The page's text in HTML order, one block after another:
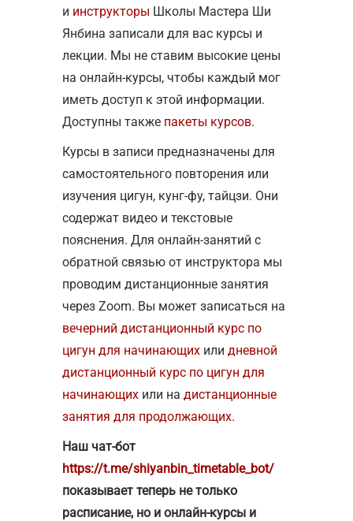
и инструкторы Школы Мастера Ши
Янбина записали для вас курсы и
лекции. Мы не ставим высокие цены
на онлайн-курсы, чтобы каждый мог
иметь доступ к этой информации.
Доступны также пакеты курсов.
Курсы в записи предназначены для
самостоятельного повторения или
изучения цигун, кунг-фу, тайцзи. Они
содержат видео и текстовые
пояснения. Для онлайн-занятий с
обратной связью от инструктора мы
проводим дистанционные занятия
через Zoom. Вы может записаться на
вечерний дистанционный курс по
цигун для начинающих или дневной
дистанционный курс по цигун для
начинающих или на дистанционные
занятия для продолжающих.
Наш чат-бот
https://t.me/shiyanbin_timetable_bot/
показывает теперь не только
расписание, но и онлайн-курсы и